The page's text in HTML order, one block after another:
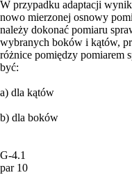
W przypadku adaptacji
nowo mierzonej osnowy
należy dokonać pomiaru
wybranych boków i kątów,
różnice pomiędzy pomiarem
być:
a) dla kątów
b) dla boków
G-4.1
par 10